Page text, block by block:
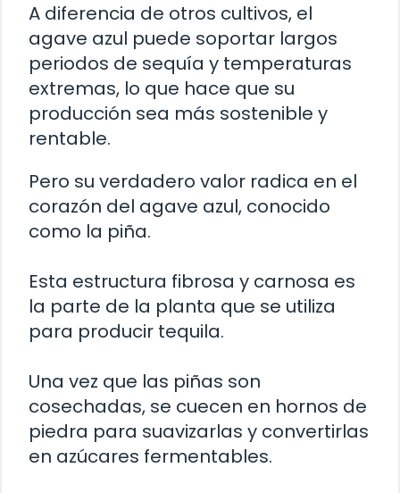
A diferencia de otros cultivos, el
agave azul puede soportar largos
periodos de sequía y temperaturas
extremas, lo que hace que su
producción sea más sostenible y
rentable.
Pero su verdadero valor radica en el
corazón del agave azul, conocido
como la piña.
Esta estructura fibrosa y carnosa es
la parte de la planta que se utiliza
para producir tequila.
Una vez que las piñas son
cosechadas, se cuecen en hornos de
piedra para suavizarlas y convertirlas
en azúcares fermentables.